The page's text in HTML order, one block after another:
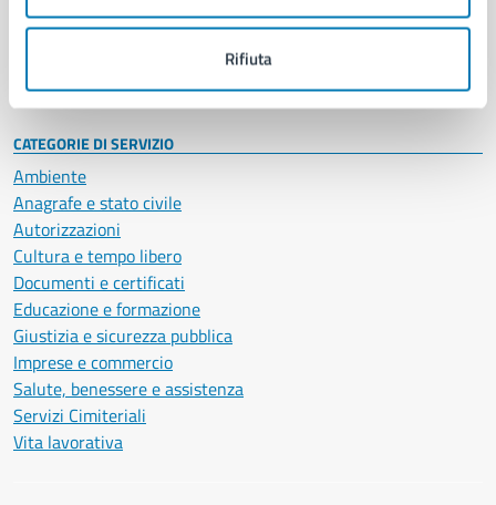
Rifiuta
Personale amministrativo
Intranet, posta aziendale e protocollo
CATEGORIE DI SERVIZIO
Ambiente
Anagrafe e stato civile
Autorizzazioni
Cultura e tempo libero
Documenti e certificati
Educazione e formazione
Giustizia e sicurezza pubblica
Imprese e commercio
Salute, benessere e assistenza
Servizi Cimiteriali
Vita lavorativa